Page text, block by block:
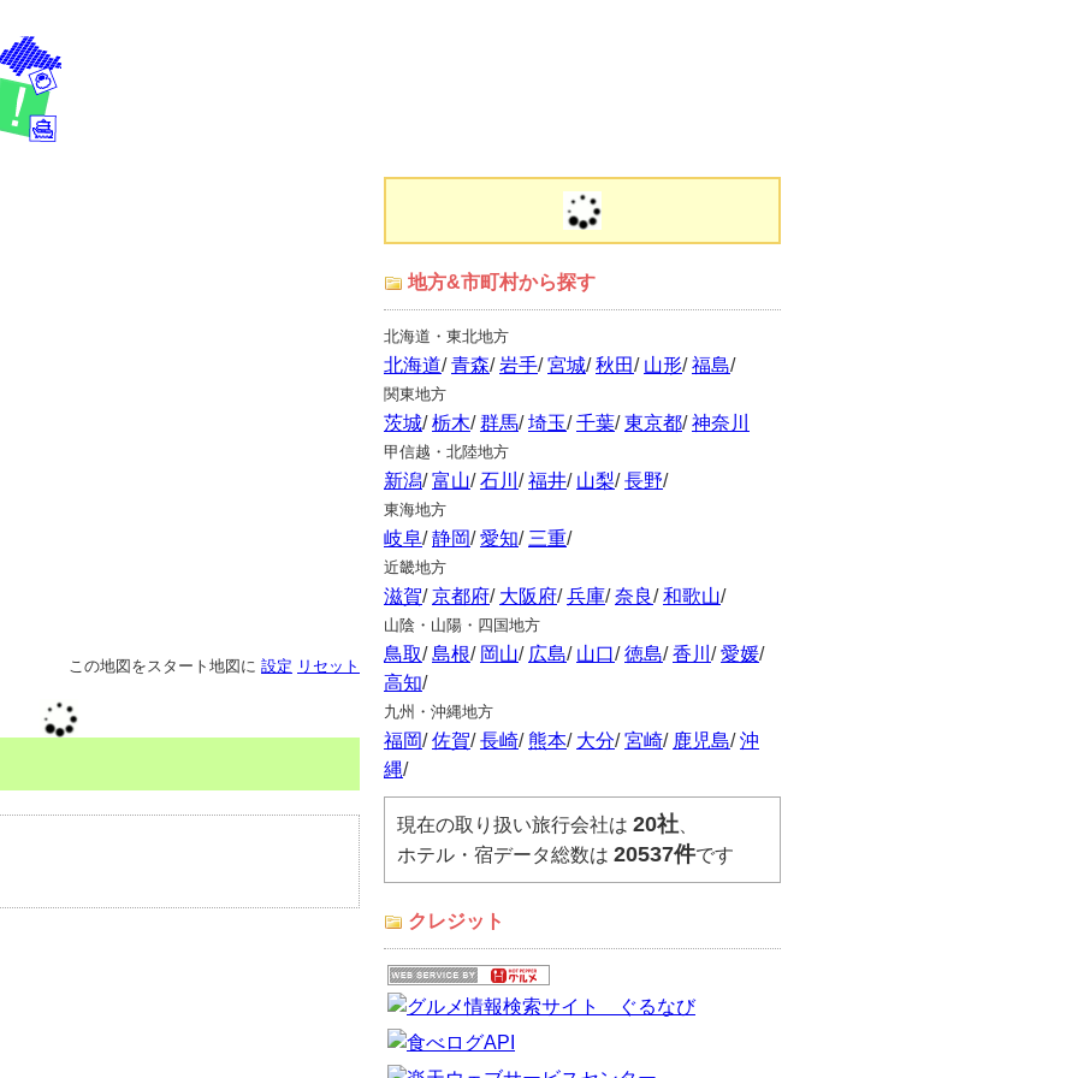
この地図をスタート地図に 設定 リセット
地方&市町村から探す
北海道・東北地方
北海道/青森/岩手/宮城/秋田/ 山形/福島/
関東地方
茨城/栃木/群馬/埼玉/千葉/東京都/神奈川
甲信越・北陸地方
新潟/富山/石川 /福井/ 山梨/長野/
東海地方
岐阜/静岡/愛知/ 三重/
近畿地方
滋賀/京都府/ 大阪府/兵庫/奈良/和歌山/
山陰・山陽・四国地方
鳥取/島根/ 岡山/ 広島/ 山口/徳島/香川 /愛媛/
高知/
九州・沖縄地方
福岡/佐賀/長崎/熊本/ 大分/宮崎/ 鹿児島/沖
縄/
現在の取り扱い旅行会社は 20社
ホテル・宿データ総数は 20537件です
クレジット